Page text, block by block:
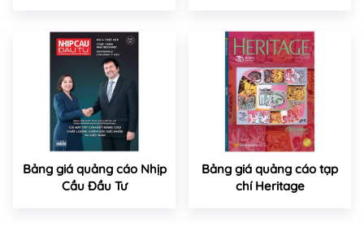
Bảng giá quảng cáo Nhịp
Cầu Đầu Tư
Bảng giá quảng cáo tạp
chí Heritage